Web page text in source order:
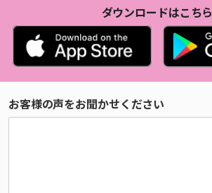
ダウンロードはこちら
お客様の声をお聞かせください